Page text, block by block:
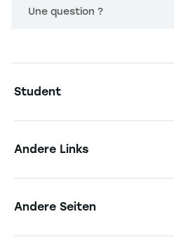
Une question ?
Student
Andere Links
Andere Seiten